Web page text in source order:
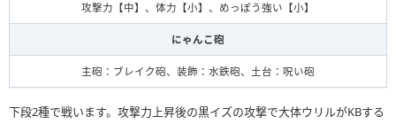
攻撃力【中】、体力【小】、めっぽう強い【小】
にゃんこ砲
主砲：ブレイク砲、装飾：水鉄砲、土台：呪い砲
下段2種で戦います。攻撃力上昇後の黒イズの攻撃で大体ウリルがKBする